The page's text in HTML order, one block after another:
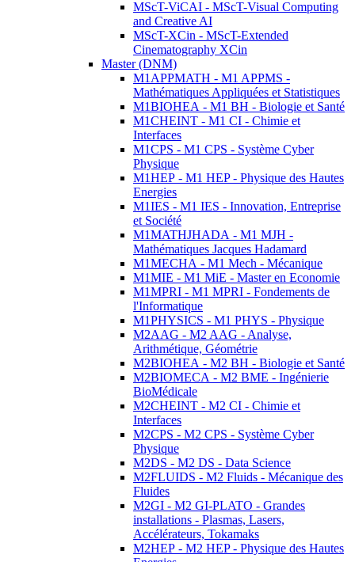
MScT-ViCAI - MScT-Visual Computing
and Creative AI
MScT-XCin - MScT-Extended
Cinematography XCin
Master (DNM)
M1APPMATH - M1 APPMS -
Mathématiques Appliquées et Statistiques
M1BIOHEA - M1 BH - Biologie et Santé
M1CHEINT - M1 CI - Chimie et
Interfaces
M1CPS - M1 CPS - Système Cyber
Physique
M1HEP - M1 HEP - Physique des Hautes
Energies
M1IES - M1 IES - Innovation, Entreprise
et Société
M1MATHJHADA - M1 MJH -
Mathématiques Jacques Hadamard
M1MECHA - M1 Mech - Mécanique
M1MIE - M1 MiE - Master en Economie
M1MPRI - M1 MPRI - Fondements de
l'Informatique
M1PHYSICS - M1 PHYS - Physique
M2AAG - M2 AAG - Analyse,
Arithmétique, Géométrie
M2BIOHEA - M2 BH - Biologie et Santé
M2BIOMECA - M2 BME - Ingénierie
BioMédicale
M2CHEINT - M2 CI - Chimie et
Interfaces
M2CPS - M2 CPS - Système Cyber
Physique
M2DS - M2 DS - Data Science
M2FLUIDS - M2 Fluids - Mécanique des
Fluides
M2GI - M2 GI-PLATO - Grandes
installations - Plasmas, Lasers,
Accélérateurs, Tokamaks
M2HEP - M2 HEP - Physique des Hautes